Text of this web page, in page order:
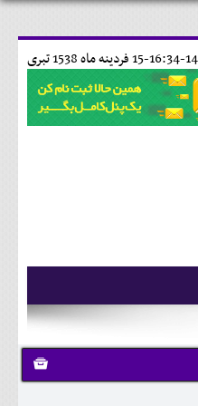
15 فردينه ماه 1538 تبری